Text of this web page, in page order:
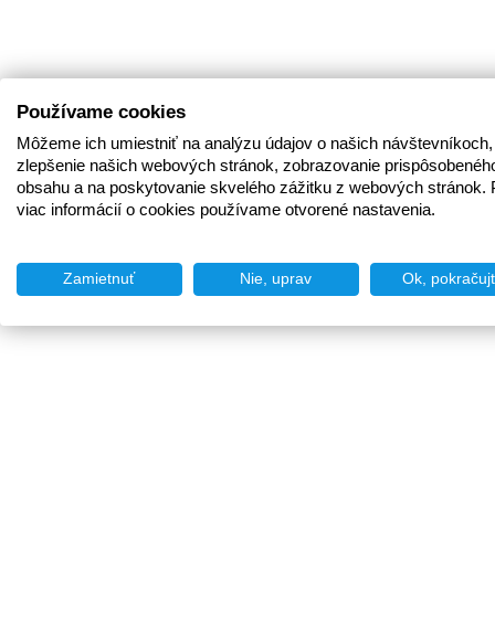
Používame cookies
Môžeme ich umiestniť na analýzu údajov o našich
zlepšenie našich webových stránok, zobrazovanie
obsahu a na poskytovanie skvelého zážitku z webových stránok.
viac informácií o cookies používame otvorené nastavenia.
Zamietnuť Nie, uprav Ok,